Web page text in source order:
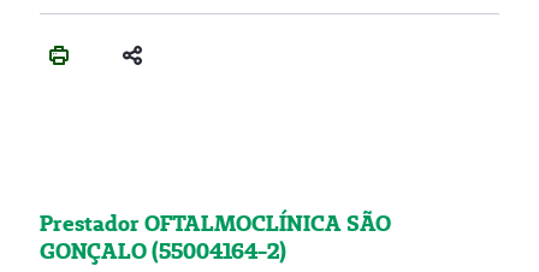
Prestador OFTALMOCLÍNICA SÃO
GONÇALO (55004164-2)